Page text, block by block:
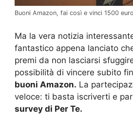
Buoni Amazon, fai così e vinci 1500
Ma la vera notizia
fantastico appena lanciato
premi da non lasciarsi
possibilità di vincere subito
buoni Amazon. La
veloce: ti basta iscriverti e
survey di Per Te.